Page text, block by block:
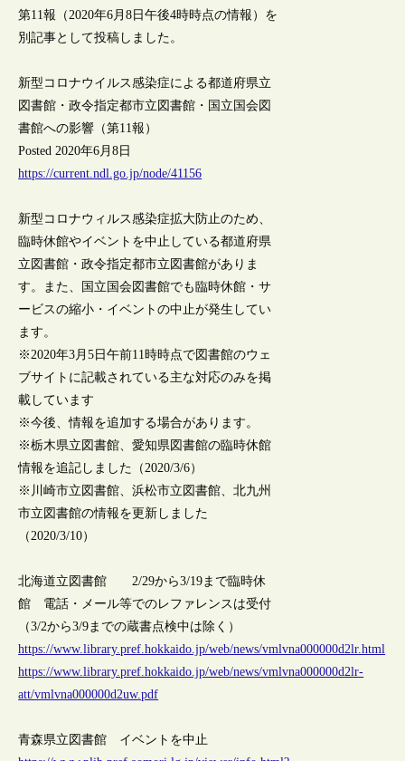
第11報（2020年6月8日午後4時時点の情報）を
別記事として投稿しました。
新型コロナウイルス感染症による都道府県立
図書館・政令指定都市立図書館・国立国会図
書館への影響（第11報）
Posted 2020年6月8日
https://current.ndl.go.jp/node/41156
新型コロナウィルス感染症拡大防止のため、
臨時休館やイベントを中止している都道府県
立図書館・政令指定都市立図書館がありま
す。また、国立国会図書館でも臨時休館・サ
ービスの縮小・イベントの中止が発生してい
ます。
※2020年3月5日午前11時時点で図書館のウェ
ブサイトに記載されている主な対応のみを掲
載しています
※今後、情報を追加する場合があります。
※栃木県立図書館、愛知県図書館の臨時休館
情報を追記しました（2020/3/6）
※川崎市立図書館、浜松市立図書館、北九州
市立図書館の情報を更新しました
（2020/3/10）
北海道立図書館 2/29から3/19まで臨時休
館 電話・メール等でのレファレンスは受付
（3/2から3/9までの蔵書点検中は除く）
https://www.library.pref.hokkaido.jp/web/news/vmlvna000000d2lr.html
https://www.library.pref.hokkaido.jp/web/news/vmlvna000000d2lr-
att/vmlvna000000d2uw.pdf
青森県立図書館 イベントを中止